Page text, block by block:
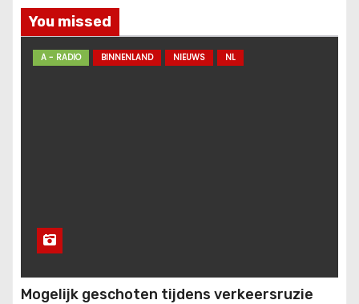
You missed
A - RADIO BINNENLAND NIEUWS NL
Mogelijk geschoten tijdens verkeersruzie